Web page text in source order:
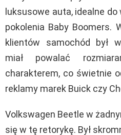
luksusowe auta, idealne
pokolenia Baby Boomers.
klientów samochód był
miał powalać
charakterem, co świetnie
reklamy marek Buick czy
Volkswagen Beetle w
się w tę retorykę. Był